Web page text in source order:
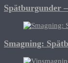
Spätburgunder
Smagning: